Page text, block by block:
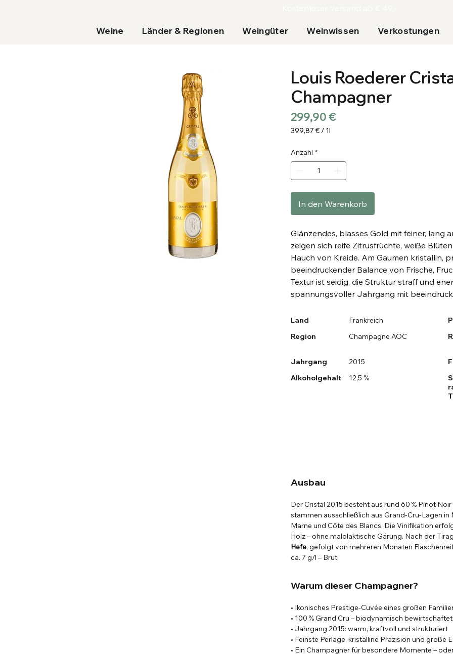
Weine Länder & Regionen Weingüter Weinwissen Verkostungen
Louis Roederer
Champagner
299,90 €Preis
399,87 € / 1l
pro
1
Anzahl *
In den Warenkorb
Glänzendes, blasses Gold mit feiner, lang
zeigen sich reife Zitrusfrüchte, weiße
Hauch von Kreide. Am Gaumen kristallin,
beeindruckender Balance von Frische,
Textur ist seidig, die Struktur straff und
spannungsvoller Jahrgang mit
Land Frankreich
Region
Champagne AOC
Jahrgang
2015
Alkoholgehalt
12,5 %
Ausbau
Der Cristal 2015 besteht aus rund 60 % Pinot
stammen ausschließlich aus Grand-Cru-Lagen in
Marne und Côte des Blancs. Die Vinifikation
Holz – ohne malolaktische Gärung. Nach der
Hefe, gefolgt von mehreren Monaten
ca. 7 g/l – Brut.
Warum dieser Champagner?
• Ikonisches Prestige-Cuvée eines großen
• 100 % Grand Cru – biodynamisch bewirtschaftet
• Jahrgang 2015: warm, kraftvoll und strukturiert
• Feinste Perlage, kristalline Präzision und große
• Ein Champagner für besondere Momente –